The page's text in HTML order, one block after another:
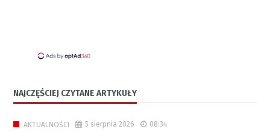
NAJCZĘŚCIEJ CZYTANE ARTYKUŁY
AKTUALNOŚCI 5 sierpnia 2026 08:34